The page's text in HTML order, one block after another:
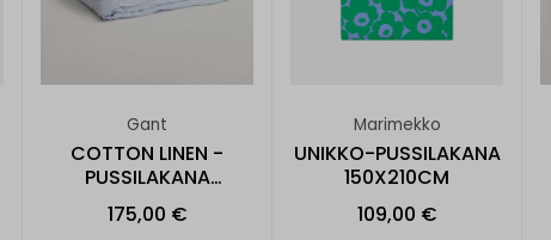
Gant
COTTON LINEN -
PUSSILAKANA
150X210CM
175,00 €
Marimekko
UNIKKO-PUSSILAKANA
150X210CM
109,00 €